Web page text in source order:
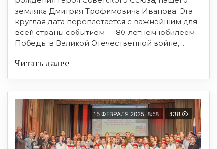
земляка Дмитрия Трофимовича Иванова. Эта
круглая дата переплетается с важнейшим для
всей страны событием — 80-летнем юбилеем
Победы в Великой Отечественной войне, ...
Читать далее
15 ФЕВРАЛЯ 2025, 8:58 438